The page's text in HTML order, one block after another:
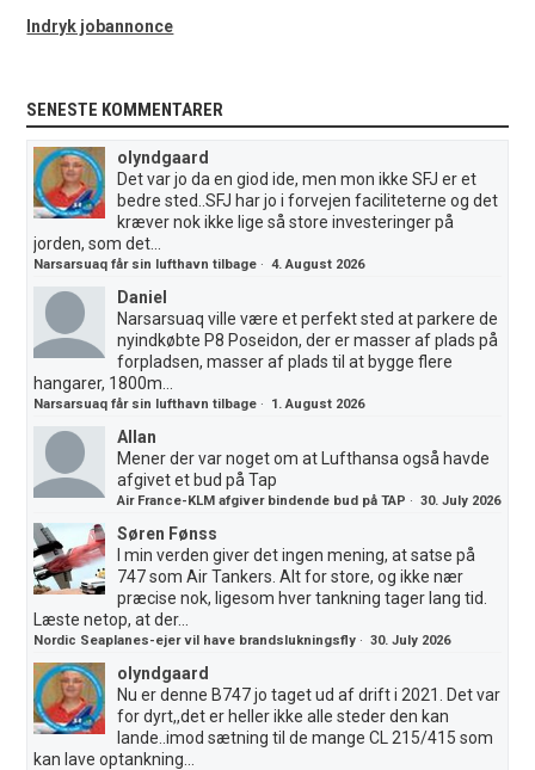
Indryk jobannonce
SENESTE KOMMENTARER
olyndgaard
Det var jo da en giod ide, men mon ikke SFJ er et
bedre sted..SFJ har jo i forvejen faciliteterne og det
kræver nok ikke lige så store investeringer på
jorden, som det...
Narsarsuaq får sin lufthavn tilbage ·4. August 2026
Daniel
Narsarsuaq ville være et perfekt sted at parkere de
nyindkøbte P8 Poseidon, der er masser af plads på
forpladsen, masser af plads til at bygge flere
hangarer, 1800m...
Narsarsuaq får sin lufthavn tilbage · 1. August 2026
Allan
Mener der var noget om at Lufthansa også havde
afgivet et bud på Tap
Air France-KLM afgiver bindende bud på TAP ·30. July 2026
Søren Fønss
I min verden giver det ingen mening, at satse på
747 som Air Tankers. Alt for store, og ikke nær
præcise nok, ligesom hver tankning tager lang tid.
Læste netop, at der...
Nordic Seaplanes-ejer vil have brandslukningsfly ·30. July 2026
olyndgaard
Nu er denne B747 jo taget ud af drift i 2021. Det var
for dyrt,,det er heller ikke alle steder den kan
lande..imod sætning til de mange CL 215/415 som
kan lave optankning...